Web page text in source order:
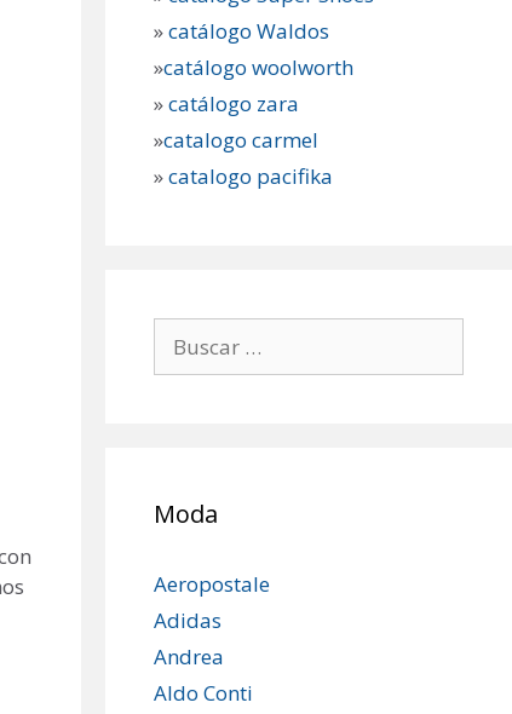
»catálogo Waldos
»catálogo woolworth
»catálogo zara
»catalogo carmel
»catalogo pacifika
Moda
Aeropostale
Adidas
Andrea
Aldo Conti